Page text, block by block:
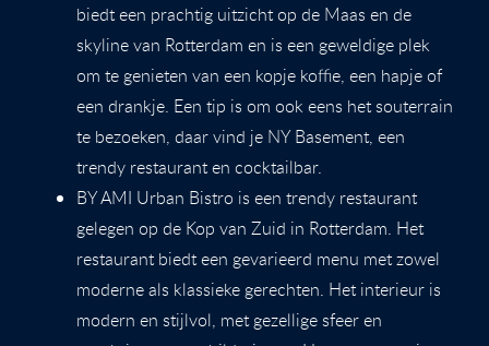
biedt een prachtig uitzicht op de Maas en de
skyline van Rotterdam en is een geweldige plek
om te genieten van een kopje koffie, een hapje of
een drankje. Een tip is om ook eens het souterrain
te bezoeken, daar vind je NY Basement, een
trendy restaurant en cocktailbar.
BY AMI Urban Bistro is een trendy restaurant
gelegen op de Kop van Zuid in Rotterdam. Het
restaurant biedt een gevarieerd menu met zowel
moderne als klassieke gerechten. Het interieur is
modern en stijlvol, met gezellige sfeer en